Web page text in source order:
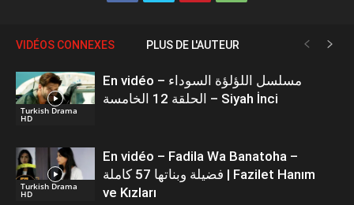
VIDÉOS CONNEXES PLUS DE L'AUTEUR
Turkish Drama
HD
En vidéo – مسلسل اللؤلؤة السوداء
الحلقة 12 الخامسة – Siyah İnci
Turkish Drama
HD
En vidéo – Fadila Wa Banatoha –
فضيلة وبناتها 57 كاملة | Fazilet Hanım
ve Kızları